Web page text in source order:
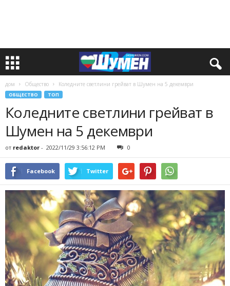
дом Общество Коледните светлини грейват в Шумен на 5 декември
ОБЩЕСТВО ТОП
Коледните светлини грейват в
Шумен на 5 декември
от redaktor - 2022/11/29 3:56:12 PM 0
Facebook Twitter